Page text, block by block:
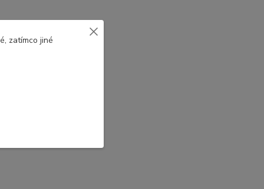
zatímco jiné